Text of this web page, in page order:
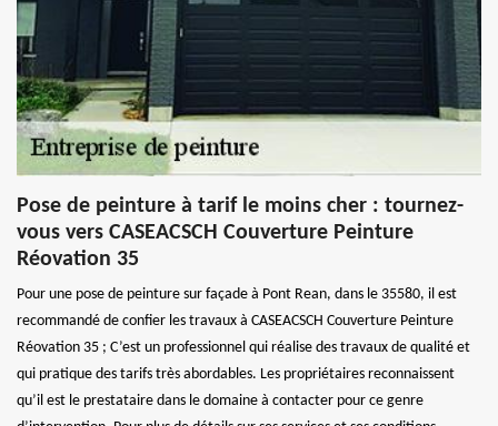
Pose de peinture à tarif le moins cher : tournez-
vous vers CASEACSCH Couverture Peinture
Réovation 35
Pour une pose de peinture sur façade à Pont Rean, dans le 35580, il est
recommandé de confier les travaux à CASEACSCH Couverture Peinture
Réovation 35 ; C’est un professionnel qui réalise des travaux de qualité et
qui pratique des tarifs très abordables. Les propriétaires reconnaissent
qu’il est le prestataire dans le domaine à contacter pour ce genre